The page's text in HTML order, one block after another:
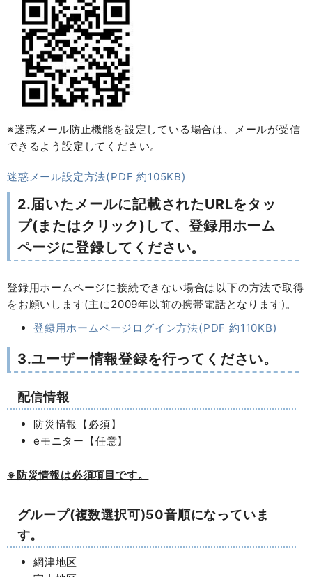
※迷惑メール防止機能を設定している場合は、メールが受信
できるよう設定してください。
迷惑メール設定方法(PDF 約105KB)
2.届いたメールに記載されたURLをタッ
プ(またはクリック)して、登録用ホーム
ページに登録してください。
登録用ホームページに接続できない場合は以下の方法で取得
をお願いします(主に2009年以前の携帯電話となります)。
登録用ホームページログイン方法(PDF 約110KB)
3.ユーザー情報登録を行ってください。
配信情報
防災情報【必須】
eモニター【任意】
※防災情報は必須項目です。
グループ(複数選択可)50音順になっていま
す。
網津地区